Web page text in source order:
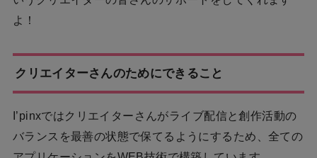
よ！
クリエイターさんのためにできること
I’pinxではクリエイターさんがライブ配信と創作活動の
バランスを最善の状態で保てるようにするため、全ての